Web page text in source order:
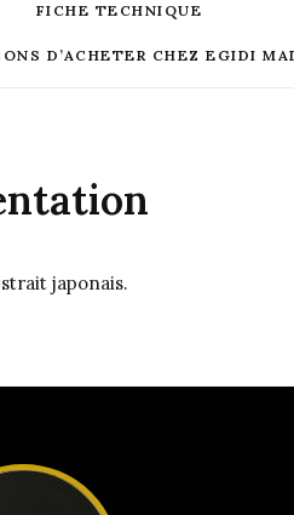
FICHE TECHNIQUE
D’ACHETER CHEZ EGIDI
japonais.